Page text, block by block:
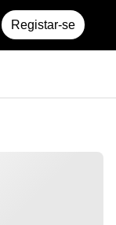
Registar-se